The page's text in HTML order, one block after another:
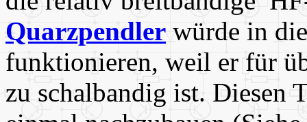
Quarzpendler würde in
funktionieren, weil er für
zu schalbandig ist. Diesen